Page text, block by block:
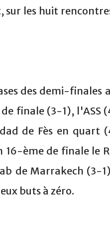
les huit
des demi-finales
de finale (3-1),
de Fès en quart
ème de finale le
de Marrakech (3-
buts à zéro.